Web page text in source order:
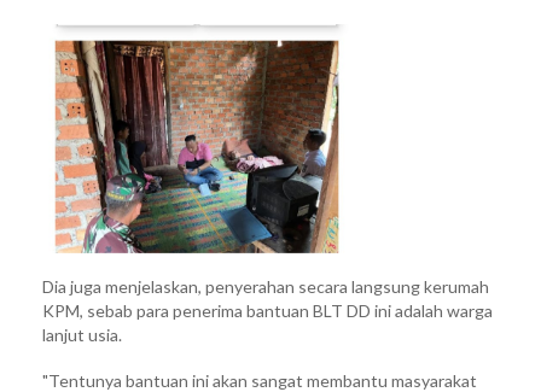
Dia juga menjelaskan, penyerahan secara langsung kerumah
KPM, sebab para penerima bantuan BLT DD ini adalah warga
lanjut usia.
"Tentunya bantuan ini akan sangat membantu masyarakat